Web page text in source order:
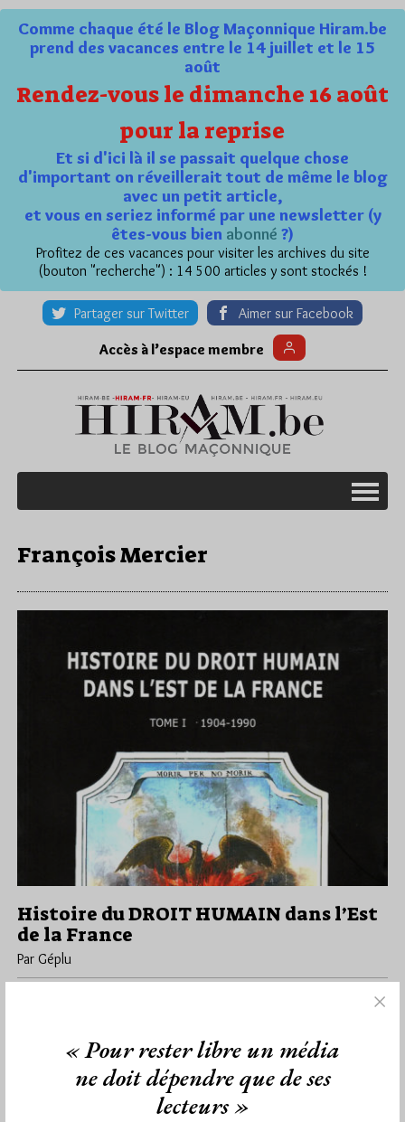
Comme chaque été le Blog Maçonnique Hiram.be
prend des vacances entre le 14 juillet et le 15
août
Rendez-vous le dimanche 16 août
pour la reprise
Et si d'ici là il se passait quelque chose
d'important on réveillerait tout de même le blog
avec un petit article,
et vous en seriez informé par une newsletter (y
êtes-vous bien abonné ?)
Profitez de ces vacances pour visiter les archives du site
(bouton "recherche") : 14 500 articles y sont stockés !
Partager sur Twitter Aimer sur Facebook
Accès à l’espace membre
François Mercier
Histoire du DROIT HUMAIN dans l’Est
de la France
Par Géplu
1910 à la vie des 100 ateliers de la région…
Edition 0 commentaire
« Pour rester libre un média
ne doit dépendre que de ses
lecteurs »